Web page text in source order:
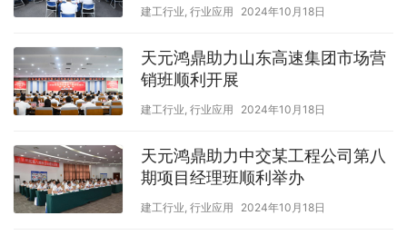
建工行业, 行业应用 2024年10月18日
天元鸿鼎助力山东高速集团市场营
销班顺利开展
建工行业, 行业应用 2024年10月18日
天元鸿鼎助力中交某工程公司第八
期项目经理班顺利举办
建工行业, 行业应用 2024年10月18日